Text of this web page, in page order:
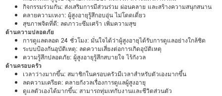
กิจกรรมร่วมกัน: ส่งเสริมการมีส่วนร่วม ผ่อนคลาย และสร้างความสนุกสนาน
คลายความเหงา: ผู้สูงอายุรู้สึกอบอุ่น ไม่โดดเดี่ยว
สุขภาพจิตที่ดี: ลดภาวะซึมเศร้า เพิ่มความสุข
ด้านความปลอดภัย
การดูแลตลอด 24 ชั่วโมง: มั่นใจได้ว่าผู้สูงอายุได้รับการดูแลอย่างใกล้ชิด
ระบบป้องกันอุบัติเหตุ: ลดความเสี่ยงต่อการเกิดอุบัติเหตุ
ความรู้สึกปลอดภัย: ผู้สูงอายุรู้สึกสบายใจ ไร้กังวล
ด้านครอบครัว
เวลาว่างมากขึ้น: สมาชิกในครอบครัวมีเวลาสำหรับตัวเองมากขึ้น
ลดความเครียด: คลายกังวลเรื่องการดูแลผู้สูงอายุ
ดูแลตัวเองได้มากขึ้น: สามารถทุ่มเทกับงานและชีวิตส่วนตัว